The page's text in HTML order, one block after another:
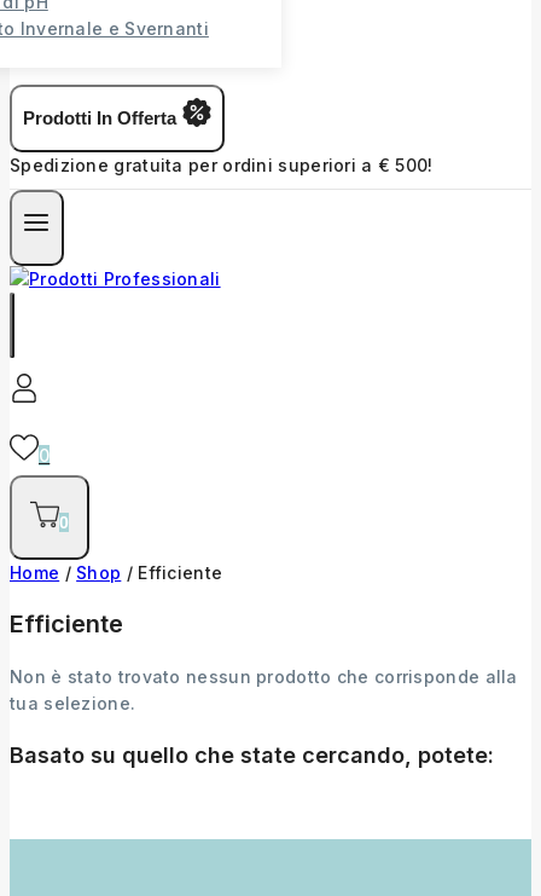
Invernale e Svernanti
Prodotti In Offerta
Spedizione gratuita per ordini superiori a € 500!
0
0
Home / Shop / Efficiente
Efficiente
Non è stato trovato nessun prodotto che corrisponde alla
tua selezione.
Basato su quello che state cercando, potete: